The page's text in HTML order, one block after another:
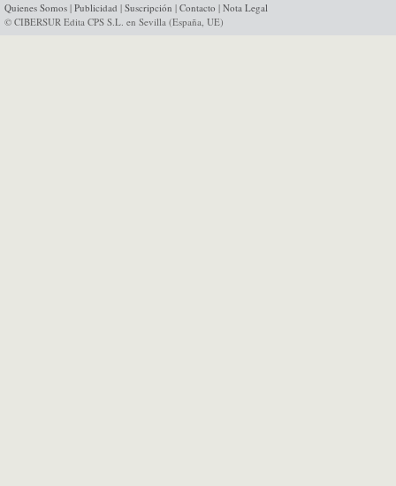
Quienes Somos | Publicidad | Suscripción | Contacto | Nota Legal
© CIBERSUR Edita CPS S.L. en Sevilla (España, UE)